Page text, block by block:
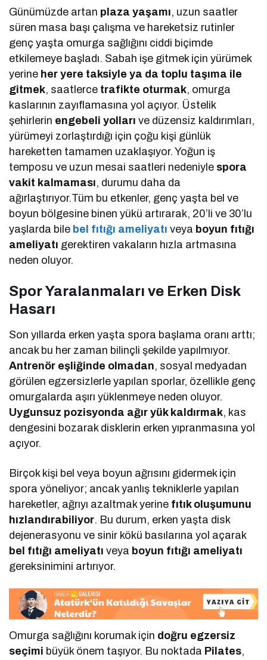
Günümüzde artan plaza yaşamı, uzun saatler
süren masa başı çalışma ve hareketsiz rutinler
genç yaşta omurga sağlığını ciddi biçimde
etkilemeye başladı. Sabah işe gitmek için yürümek
yerine her yere taksiyle ya da toplu taşıma ile
gitmek, saatlerce trafikte oturmak, omurga
kaslarının zayıflamasına yol açıyor. Üstelik
şehirlerin engebeli yolları ve düzensiz kaldırımları,
yürümeyi zorlaştırdığı için çoğu kişi günlük
hareketten tamamen uzaklaşıyor. Yoğun iş
temposu ve uzun mesai saatleri nedeniyle spora
vakit kalmaması, durumu daha da
ağırlaştırıyor.Tüm bu etkenler, genç yaşta bel ve
boyun bölgesine binen yükü artırarak, 20’li ve 30’lu
yaşlarda bile bel fıtığı ameliyatı veya boyun fıtığı
ameliyatı gerektiren vakaların hızla artmasına
neden oluyor.
Spor Yaralanmaları ve Erken Disk
Hasarı
Son yıllarda erken yaşta spora başlama oranı arttı;
ancak bu her zaman bilinçli şekilde yapılmıyor.
Antrenör eşliğinde olmadan, sosyal medyadan
görülen egzersizlerle yapılan sporlar, özellikle genç
omurgalarda aşırı yüklenmeye neden oluyor.
Uygunsuz pozisyonda ağır yük kaldırmak, kas
dengesini bozarak disklerin erken yıpranmasına yol
açıyor.
Birçok kişi bel veya boyun ağrısını gidermek için
spora yöneliyor; ancak yanlış tekniklerle yapılan
hareketler, ağrıyı azaltmak yerine fıtık oluşumunu
hızlandırabiliyor. Bu durum, erken yaşta disk
dejenerasyonu ve sinir kökü basılarına yol açarak
bel fıtığı ameliyatı veya boyun fıtığı ameliyatı
gereksinimini artırıyor.
Omurga sağlığını korumak için doğru egzersiz
seçimi büyük önem taşıyor. Bu noktada Pilates,